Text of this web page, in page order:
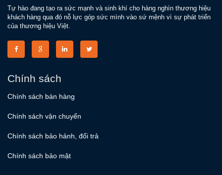
Tự hào đang tạo ra sức mạnh và sinh khí cho hàng nghìn thương hiệu
khách hàng qua đó nỗ lực góp sức mình vào sứ mệnh vì sự phát triển
của thương hiệu Việt.
Chính sách
Chính sách bán hàng
Chính sách vận chuyển
Chính sách bảo hảnh, đổi trả
Chính sách bảo mật